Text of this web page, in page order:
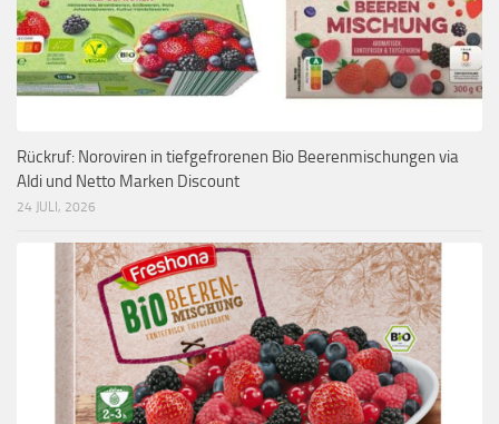
Rückruf: Noroviren in tiefgefrorenen Bio Beerenmischungen via
Aldi und Netto Marken Discount
24 JULI, 2026